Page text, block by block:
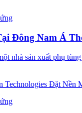
Đông Nam Á
nhà sản xuất phụ